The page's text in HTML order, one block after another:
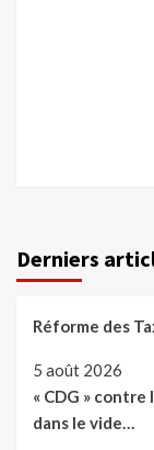
Derniers
Réforme des
5 août 2026
« CDG »
dans le vide…